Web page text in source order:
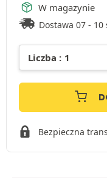
W magazynie
Dostawa 07 -
Bezpieczna